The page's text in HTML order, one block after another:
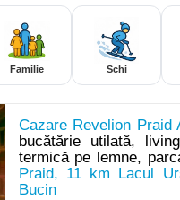
Familie Schi
Cazare Revelion Praid
bucătărie utilată,
termică pe lemne,
Praid, 11 km Lacul
Bucin